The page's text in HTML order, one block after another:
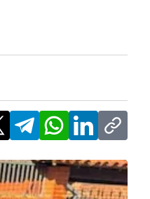
TelegramWhatsApp
LinkedInCopy